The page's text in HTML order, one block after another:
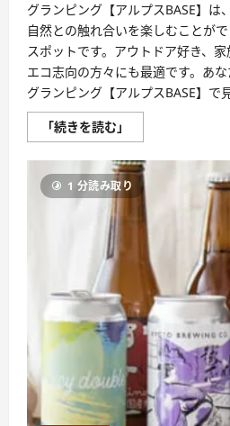
許
成
分
配
合
サ
プ
リ
【エ
つ
い
て
さ
グランピング【アルプスBASE】は
自然との触れ合いを楽しむことが
スポットです。アウトドア好き、家
エコ志向の方々にも最適です。あな
グランピング【アルプスBASE】で
「続きを読む」
ラ
ピ
ン
グ
【ア
ル
プ
BASE】
判、
い
口
コ
ミ、
悪
い
口
コ
ミ、
メ
1 分読み取り